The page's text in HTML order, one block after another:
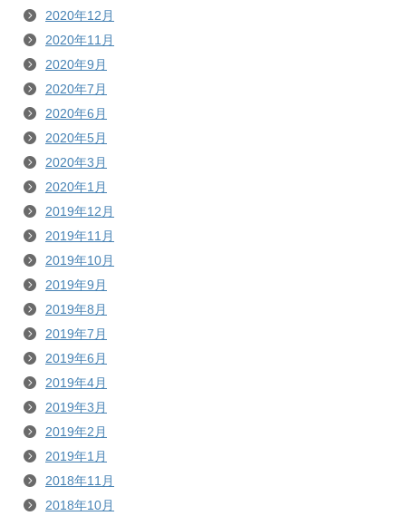
2020年12月
2020年11月
2020年9月
2020年7月
2020年6月
2020年5月
2020年3月
2020年1月
2019年12月
2019年11月
2019年10月
2019年9月
2019年8月
2019年7月
2019年6月
2019年4月
2019年3月
2019年2月
2019年1月
2018年11月
2018年10月